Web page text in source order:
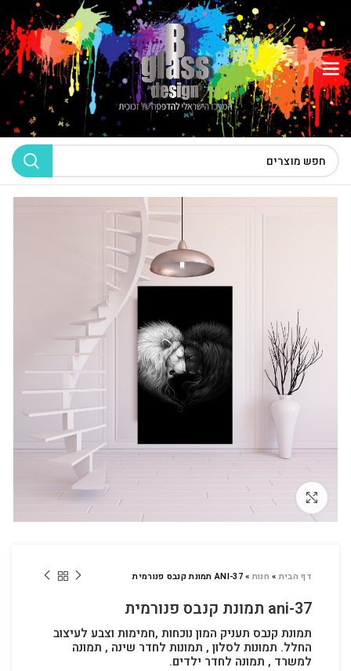
לחץ להגדלה
דף הבית» חנות»ANI-37 תמונת קנבס פנורמית
ani-37 תמונת קנבס פנורמית
תמונת קנבס תעניק המון נוכחות ,חמימות וצבע לעיצוב
החלל. תמונות לסלון , תמונות לחדר שינה , תמונה
למשרד , תמונה לחדר ילדים.